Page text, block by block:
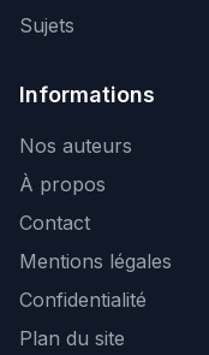
Sujets
Informations
Nos auteurs
À propos
Contact
Mentions légales
Confidentialité
Plan du site